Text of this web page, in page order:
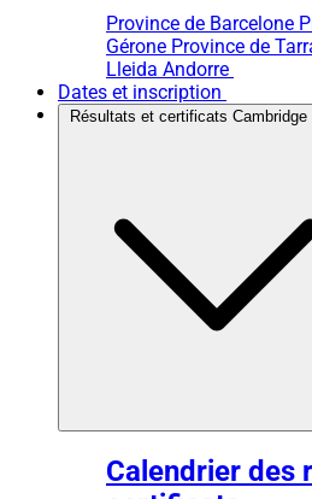
Province de Barcelone
Gérone Province de
Lleida Andorre
Dates et inscription
Calendrier des